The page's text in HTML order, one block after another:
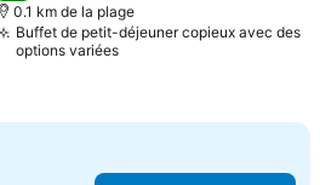
0.1 km de la plage
Buffet de petit-déjeuner copieux avec des
options variées